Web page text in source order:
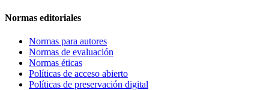
Normas editoriales
Normas para autores
Normas de evaluación
Normas éticas
Políticas de acceso abierto
Políticas de preservación digital